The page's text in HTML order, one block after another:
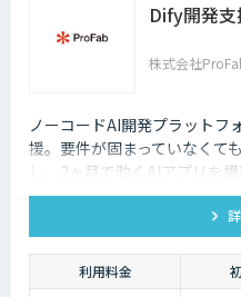
Dify開発支
株式会社
ノーコードAI開発プラットフ
援。要件が固まっていなくて
し、2ヶ月で動くAIアプリを
内製化・自走までサポートし
利用料金